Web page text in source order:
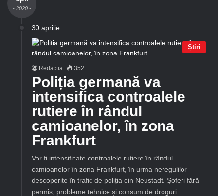
- 2020 -
30 aprilie
Știri
Redactia 352
Poliția germană va
intensifica controalele
rutiere în rândul
camioanelor, în zona
Frankfurt
Vor fi intensificate controalele rutiere în rândul
camioanelor în zona Frankfurt, în urma neregulilor
descoperite în trafic de poliția din Neustadt. Șoferi fără
permis, probleme tehnice și consum de droguri…